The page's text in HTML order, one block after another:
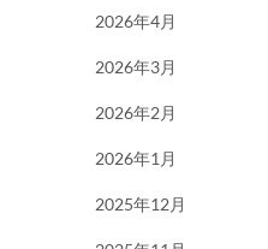
2026年4月
2026年3月
2026年2月
2026年1月
2025年12月